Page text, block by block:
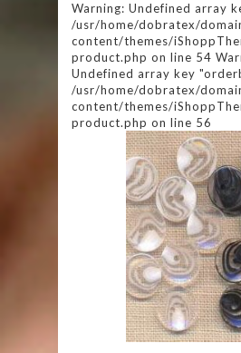
Warning: Undefined array
/usr/home/dobratex/
content/themes/
product.php on line 54
Undefined array key
/usr/home/dobratex/
content/themes/
product.php on line 56